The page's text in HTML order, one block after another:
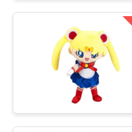
HUBUNGI
Mewah